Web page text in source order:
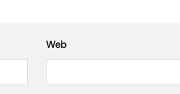
Web